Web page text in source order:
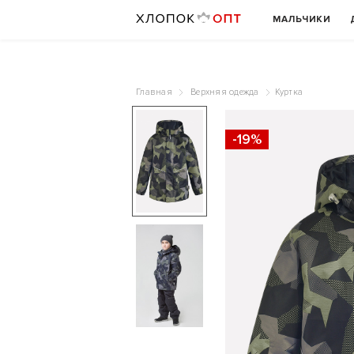
МАЛЬЧИКИ
Главная Верхняя одежда Куртка
-19%